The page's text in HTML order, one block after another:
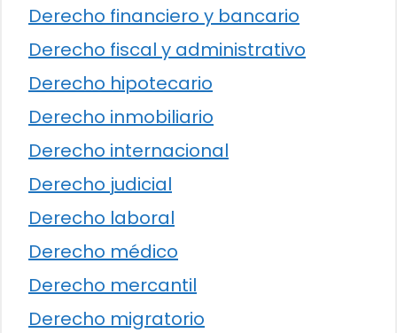
Derecho financiero y bancario
Derecho fiscal y administrativo
Derecho hipotecario
Derecho inmobiliario
Derecho internacional
Derecho judicial
Derecho laboral
Derecho médico
Derecho mercantil
Derecho migratorio